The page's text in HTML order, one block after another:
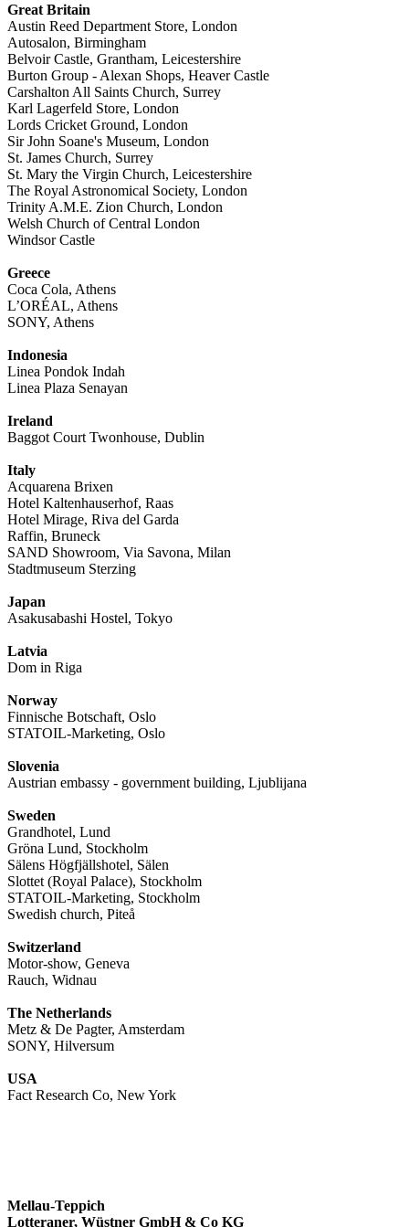
Great Britain
Austin Reed Department Store, London
Autosalon, Birmingham
Belvoir Castle, Grantham, Leicestershire
Burton Group - Alexan Shops, Heaver Castle
Carshalton All Saints Church, Surrey
Karl Lagerfeld Store, London
Lords Cricket Ground, London
Sir John Soane's Museum, London
St. James Church, Surrey
St. Mary the Virgin Church, Leicestershire
The Royal Astronomical Society, London
Trinity A.M.E. Zion Church, London
Welsh Church of Central London
Windsor Castle
Greece
Coca Cola, Athens
L’ORÉAL, Athens
SONY, Athens
Indonesia
Linea Pondok Indah
Linea Plaza Senayan
Ireland
Baggot Court Twonhouse, Dublin
Italy
Acquarena Brixen
Hotel Kaltenhauserhof, Raas
Hotel Mirage, Riva del Garda
Raffin, Bruneck
SAND Showroom, Via Savona, Milan
Stadtmuseum Sterzing
Japan
Asakusabashi Hostel, Tokyo
Latvia
Dom in Riga
Norway
Finnische Botschaft, Oslo
STATOIL-Marketing, Oslo
Slovenia
Austrian embassy - government building, Ljublijana
Sweden
Grandhotel, Lund
Gröna Lund, Stockholm
Sälens Högfjällshotel, Sälen
Slottet (Royal Palace), Stockholm
STATOIL-Marketing, Stockholm
Swedish church, Piteå
Switzerland
Motor-show, Geneva
Rauch, Widnau
The Netherlands
Metz & De Pagter, Amsterdam
SONY, Hilversum
USA
Fact Research Co, New York
Mellau-Teppich
Lotteraner, Wüstner GmbH & Co KG